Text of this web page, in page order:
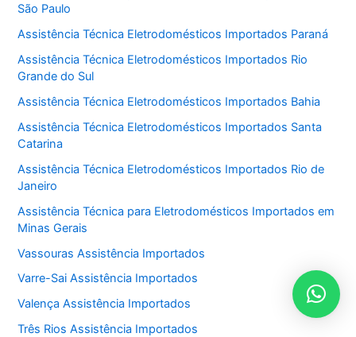
São Paulo
Assistência Técnica Eletrodomésticos Importados Paraná
Assistência Técnica Eletrodomésticos Importados Rio
Grande do Sul
Assistência Técnica Eletrodomésticos Importados Bahia
Assistência Técnica Eletrodomésticos Importados Santa
Catarina
Assistência Técnica Eletrodomésticos Importados Rio de
Janeiro
Assistência Técnica para Eletrodomésticos Importados em
Minas Gerais
Vassouras Assistência Importados
Varre-Sai Assistência Importados
Valença Assistência Importados
Três Rios Assistência Importados